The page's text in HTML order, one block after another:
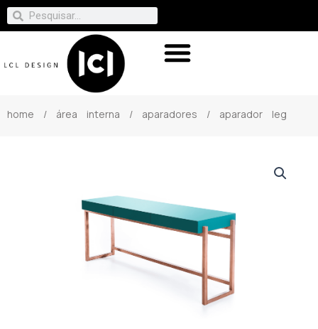
home / área interna / aparadores / aparador leg